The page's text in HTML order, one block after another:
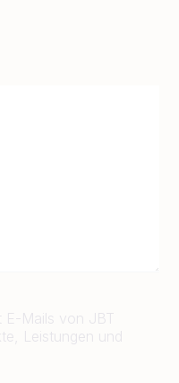
E-Mails von JBT
Leistungen und